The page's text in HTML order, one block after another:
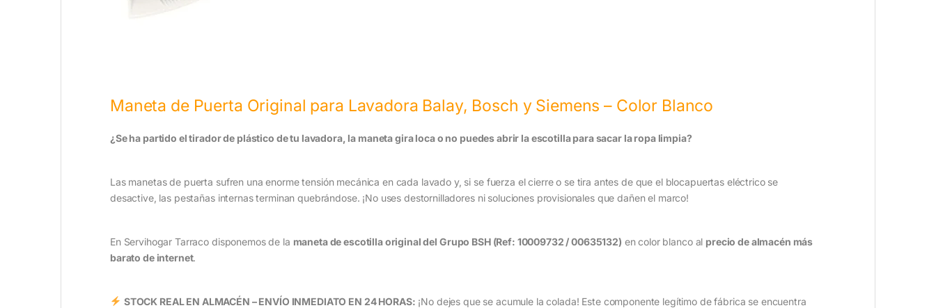
Maneta de Puerta Original para Lavadora Balay, Bosch y Siemens – Color Blanco
¿Se ha partido el tirador de plástico de tu lavadora, la maneta gira loca o no puedes abrir la escotilla para sacar la ropa limpia?
Las manetas de puerta sufren una enorme tensión mecánica en cada lavado y, si se fuerza el cierre o se tira antes de que el blocapuertas eléctrico se
desactive, las pestañas internas terminan quebrándose. ¡No uses destornilladores ni soluciones provisionales que dañen el marco!
En Servihogar Tarraco disponemos de la maneta de escotilla original del Grupo BSH (Ref: 10009732 / 00635132) en color blanco al precio de almacén más
barato de internet.
STOCK REAL EN ALMACÉN – ENVÍO INMEDIATO EN 24 HORAS: ¡No dejes que se acumule la colada! Este componente legítimo de fábrica se encuentra